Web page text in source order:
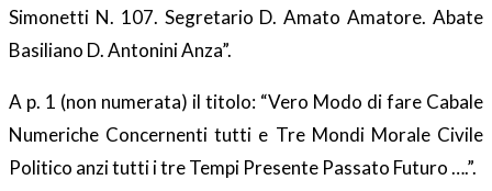
Simonetti N. 107. Segretario D. Amato Amatore. Abate
Basiliano D. Antonini Anza”.
A p. 1 (non numerata) il titolo: “Vero Modo di fare Cabale
Numeriche Concernenti tutti e Tre Mondi Morale Civile
Politico anzi tutti i tre Tempi Presente Passato Futuro ….”.